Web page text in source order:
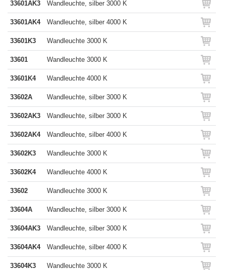
33601AK3 Wandleuchte, silber 3000 K
33601AK4 Wandleuchte, silber 4000 K
33601K3 Wandleuchte 3000 K
33601 Wandleuchte 3000 K
33601K4 Wandleuchte 4000 K
33602A Wandleuchte, silber 3000 K
33602AK3 Wandleuchte, silber 3000 K
33602AK4 Wandleuchte, silber 4000 K
33602K3 Wandleuchte 3000 K
33602K4 Wandleuchte 4000 K
33602 Wandleuchte 3000 K
33604A Wandleuchte, silber 3000 K
33604AK3 Wandleuchte, silber 3000 K
33604AK4 Wandleuchte, silber 4000 K
33604K3 Wandleuchte 3000 K